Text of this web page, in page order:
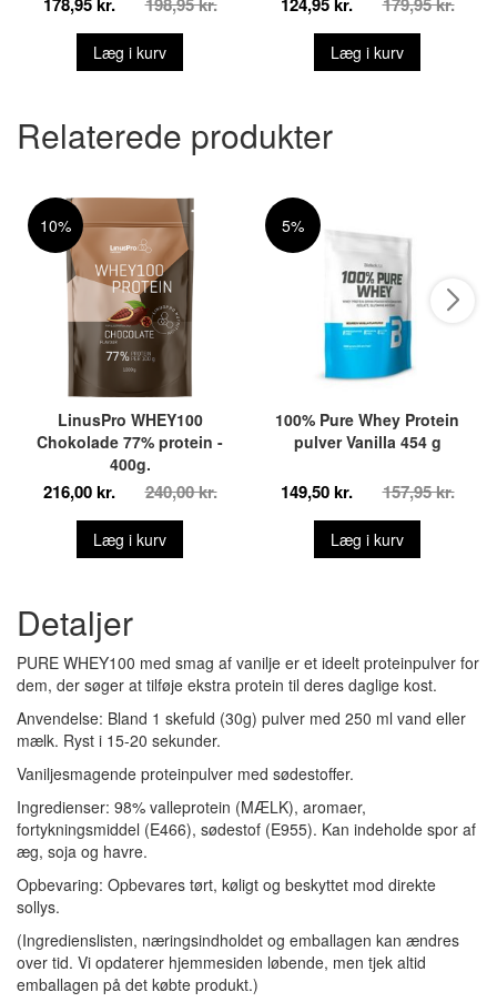
Læg i kurv Læg i kurv
Relaterede produkter
10%
LinusPro WHEY100
Chokolade 77% protein -
400g.
216,00 kr. 240,00 kr.
Læg i kurv
5%
100% Pure Whey Protein
pulver Vanilla 454 g
149,50 kr. 157,95 kr.
Læg i kurv
Detaljer
PURE WHEY100 med smag af vanilje er et ideelt proteinpulver for
dem, der søger at tilføje ekstra protein til deres daglige kost.
Anvendelse: Bland 1 skefuld (30g) pulver med 250 ml vand eller
mælk. Ryst i 15-20 sekunder.
Vaniljesmagende proteinpulver med sødestoffer.
Ingredienser: 98% valleprotein (MÆLK), aromaer,
fortykningsmiddel (E466), sødestof (E955). Kan indeholde spor af
æg, soja og havre.
Opbevaring: Opbevares tørt, køligt og beskyttet mod direkte
sollys.
(Ingredienslisten, næringsindholdet og emballagen kan ændres
over tid. Vi opdaterer hjemmesiden løbende, men tjek altid
emballagen på det købte produkt.)